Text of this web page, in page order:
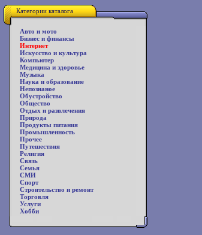
Категории каталога
Авто и мото
Бизнес и финансы
Интернет
Искусство и культура
Компьютер
Медицина и здоровье
Музыка
Наука и образование
Непознаное
Обустройство
Общество
Отдых и развлечения
Природа
Продукты питания
Промышленность
Прочее
Путешествия
Религия
Связь
Семья
СМИ
Спорт
Строительство и ремонт
Торговля
Услуги
Хобби